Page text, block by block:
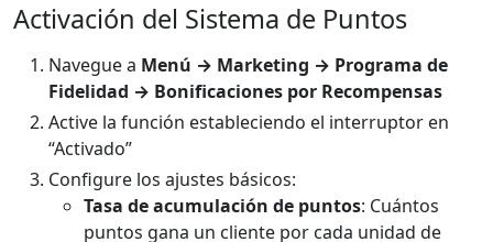
Activación del Sistema de Puntos
Navegue a Menú → Marketing → Programa de
Fidelidad → Bonificaciones por Recompensas
Active la función estableciendo el interruptor en
“Activado”
Configure los ajustes básicos:
Tasa de acumulación de puntos: Cuántos
puntos gana un cliente por cada unidad de